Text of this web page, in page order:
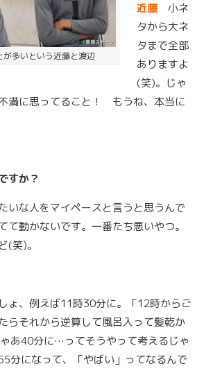
が多いという近藤と渡辺
近藤
小ネ
タから大ネ
タまで全部
ありますよ
(笑)。じゃ
満に思ってること！ もうね、本当に
すか？
いな人をマイペースと言うと思うんで
て動かないです。一番たち悪いやつ。
(笑)。
ょ、例えば11時30分に。「12時からご
らそれから逆算して風呂入って髪乾か
あ40分に…ってそうやって考えるじゃ
分になって、「やばい」ってなるんで